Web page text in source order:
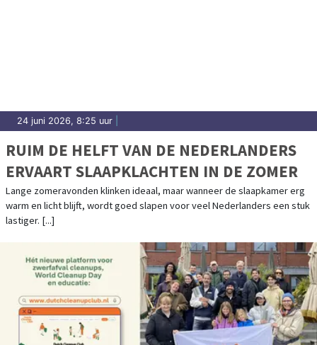
24 juni 2026, 8:25 uur
RUIM DE HELFT VAN DE NEDERLANDERS
ERVAART SLAAPKLACHTEN IN DE ZOMER
Lange zomeravonden klinken ideaal, maar wanneer de slaapkamer erg
warm en licht blijft, wordt goed slapen voor veel Nederlanders een stuk
lastiger. [...]